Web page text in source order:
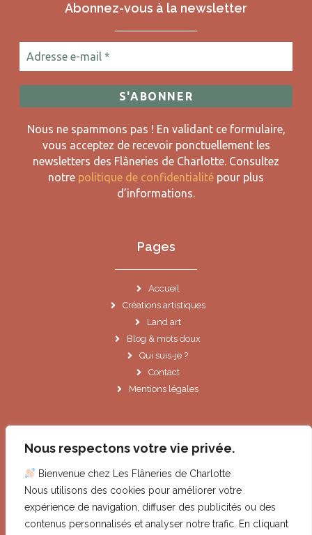
Nous respectons votre vie privée.
Bienvenue chez Les Flâneries de Charlotte
Nous utilisons des cookies pour améliorer votre
expérience de navigation, diffuser des publicités ou des
contenus personnalisés et analyser notre trafic. En cliquant
Abonnez-vous à la newsletter
Nous ne spammons pas ! En validant ce formulaire,
vous acceptez de recevoir ponctuellement les
newsletters des Flâneries de Charlotte. Consultez
notre politique de confidentialité pour plus
d’informations.
Pages
Accueil
Créations artistiques
Land art
Blog & mots doux
Qui suis-je ?
Contact
Mentions légales
Informations
Le Cannet (06)
contact@lesflaneriesdecharlotte.fr